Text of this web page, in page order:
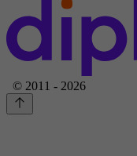
© 2011 - 2026